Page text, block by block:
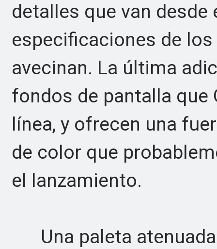
detalles que van
especificaciones de
avecinan. La última
fondos de pantalla que
línea, y ofrecen una
de color que
el lanzamiento.
Una paleta atenuada